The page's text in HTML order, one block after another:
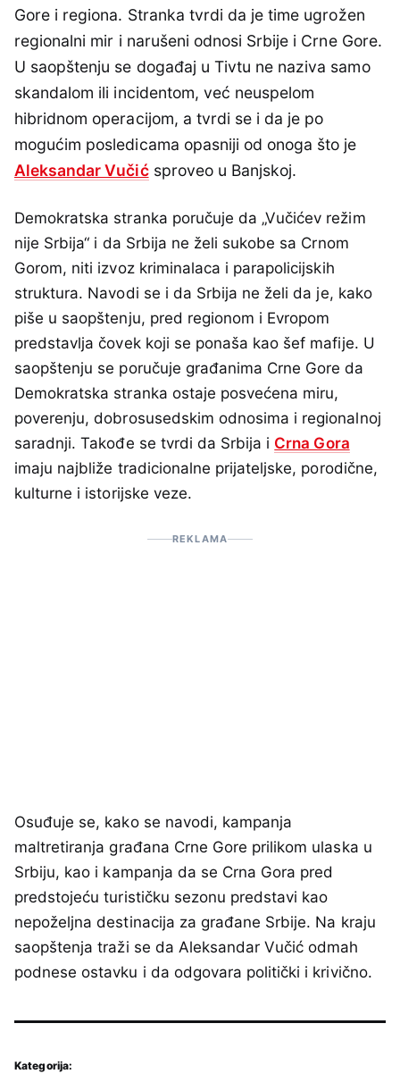
Gore i regiona. Stranka tvrdi da je time ugrožen
regionalni mir i narušeni odnosi Srbije i Crne Gore.
U saopštenju se događaj u Tivtu ne naziva samo
skandalom ili incidentom, već neuspelom
hibridnom operacijom, a tvrdi se i da je po
mogućim posledicama opasniji od onoga što je
Aleksandar Vučićsproveo u Banjskoj.
Demokratska stranka poručuje da „Vučićev režim
nije Srbija“ i da Srbija ne želi sukobe sa Crnom
Gorom, niti izvoz kriminalaca i parapolicijskih
struktura. Navodi se i da Srbija ne želi da je, kako
piše u saopštenju, pred regionom i Evropom
predstavlja čovek koji se ponaša kao šef mafije. U
saopštenju se poručuje građanima Crne Gore da
Demokratska stranka ostaje posvećena miru,
poverenju, dobrosusedskim odnosima i regionalnoj
saradnji. Takođe se tvrdi da Srbija i Crna Gora
imaju najbliže tradicionalne prijateljske, porodične,
kulturne i istorijske veze.
REKLAMA
Osuđuje se, kako se navodi, kampanja
maltretiranja građana Crne Gore prilikom ulaska u
Srbiju, kao i kampanja da se Crna Gora pred
predstojeću turističku sezonu predstavi kao
nepoželjna destinacija za građane Srbije. Na kraju
saopštenja traži se da Aleksandar Vučić odmah
podnese ostavku i da odgovara politički i krivično.
Kategorija: